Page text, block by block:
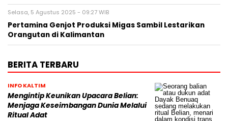
Selasa, 5 Agustus 2025 - 09:27 WIB
Pertamina Genjot Produksi Migas Sambil Lestarikan
Orangutan di Kalimantan
BERITA TERBARU
INFO KALTIM
Mengintip Keunikan Upacara Belian:
Menjaga Keseimbangan Dunia Melalui
Ritual Adat